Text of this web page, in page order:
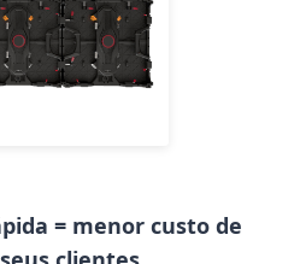
luz do concerto
= menor custo de